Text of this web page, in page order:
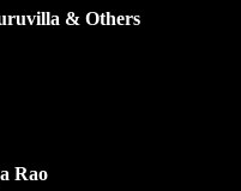
& Others
Rao